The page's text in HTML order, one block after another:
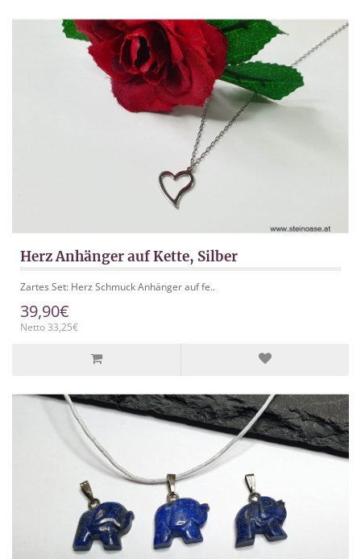
Herz Anhänger auf Kette, Silber
Zartes Set: Herz Schmuck Anhänger auf fe..
39,90€
Netto 33,25€